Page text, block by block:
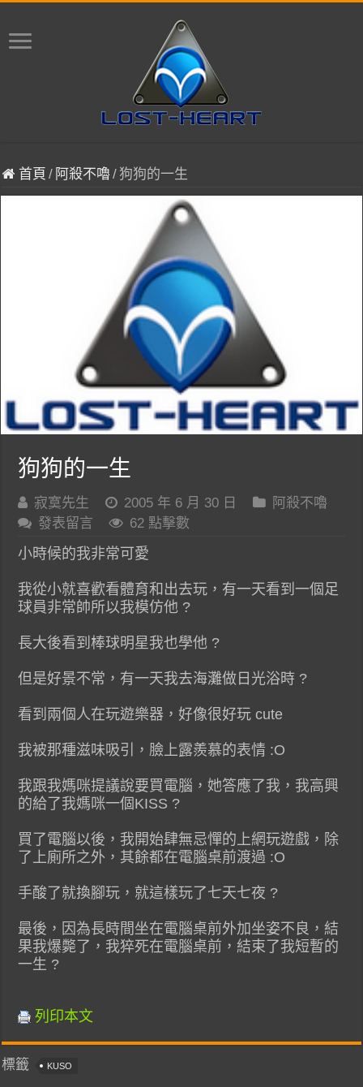
首頁 / 阿殺不嚕/ 狗狗的一生
狗狗的一生
寂寞先生 2005 年 6 月 30 日
阿殺不嚕
發表留言
62 點擊數
小時候的我非常可愛
我從小就喜歡看體育和出去玩，有一天看到一個足
球員非常帥所以我模仿他 ?
長大後看到棒球明星我也學他 ?
但是好景不常，有一天我去海灘做日光浴時 ?
看到兩個人在玩遊樂器，好像很好玩 cute
我被那種滋味吸引，臉上露羨慕的表情 :O
我跟我媽咪提議說要買電腦，她答應了我，我高興
的給了我媽咪一個KISS ?
買了電腦以後，我開始肆無忌憚的上網玩遊戲，除
了上廁所之外，其餘都在電腦桌前渡過 :O
手酸了就換腳玩，就這樣玩了七天七夜 ?
最後，因為長時間坐在電腦桌前外加坐姿不良，結
果我爆斃了，我猝死在電腦桌前，結束了我短暫的
一生 ?
列印本文
標籤 KUSO